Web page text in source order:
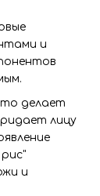
и
делает
лицу
и